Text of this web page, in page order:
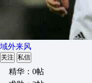
域外来风
关注 私信
精华：0帖